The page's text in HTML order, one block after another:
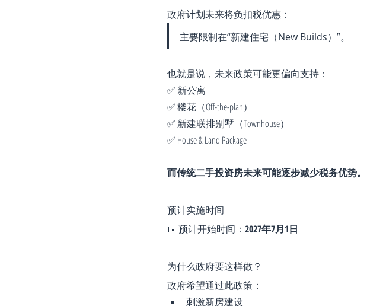
政府计划未来将负扣税优惠：
主要限制在“新建住宅（New Builds）”。
也就是说，未来政策可能更偏向支持：
✅ 新公寓
✅ 楼花（Off-the-plan）
✅ 新建联排别墅（Townhouse）
✅ House & Land Package
而传统二手投资房未来可能逐步减少税务优势。
预计实施时间
📅 预计开始时间： 2027年7月1日
为什么政府要这样做？
政府希望通过此政策：
刺激新房建设